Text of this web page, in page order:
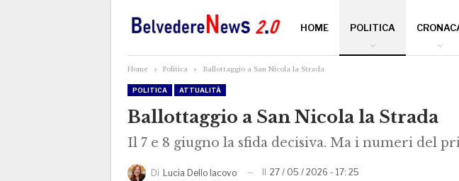
HOME POLITICA
Home Politica Ballottaggio a San Nicola la Strada
POLITICA ATTUALITÀ
Ballottaggio a San Nicola la Strada
Il 7 e 8 giugno la sfida decisiva. Ma i numeri del
Di Lucia Dello Iacovo 27 / 05 / 2026 - 17: 25